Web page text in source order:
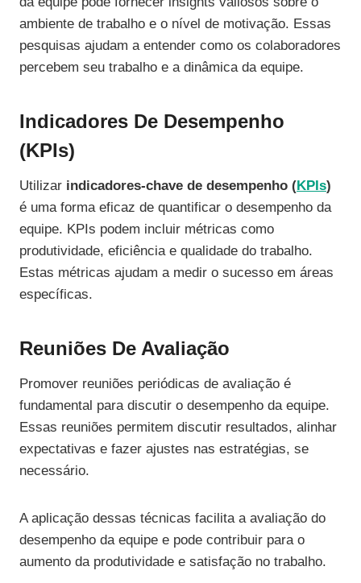
ambiente de trabalho e o nível de motivação. Essas
pesquisas ajudam a entender como os colaboradores
percebem seu trabalho e a dinâmica da equipe.
Indicadores De Desempenho
(KPIs)
Utilizar indicadores-chave de desempenho (KPIs)
é uma forma eficaz de quantificar o desempenho da
equipe. KPIs podem incluir métricas como
produtividade, eficiência e qualidade do trabalho.
Estas métricas ajudam a medir o sucesso em áreas
específicas.
Reuniões De Avaliação
Promover reuniões periódicas de avaliação é
fundamental para discutir o desempenho da equipe.
Essas reuniões permitem discutir resultados, alinhar
expectativas e fazer ajustes nas estratégias, se
necessário.
A aplicação dessas técnicas facilita a avaliação do
desempenho da equipe e pode contribuir para o
aumento da produtividade e satisfação no trabalho.